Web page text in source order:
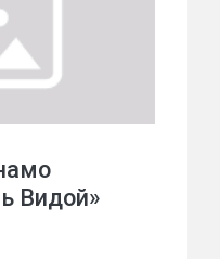
Видой»